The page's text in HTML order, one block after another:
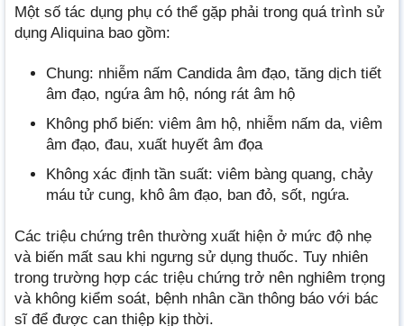
Một số tác dụng phụ có thể gặp phải trong quá trình sử
dụng Aliquina bao gồm:
Chung: nhiễm nấm Candida âm đạo, tăng dịch tiết
âm đạo, ngứa âm hộ, nóng rát âm hộ
Không phổ biến: viêm âm hộ, nhiễm nấm da, viêm
âm đạo, đau, xuất huyết âm đọa
Không xác định tần suất: viêm bàng quang, chảy
máu tử cung, khô âm đạo, ban đỏ, sốt, ngứa.
Các triệu chứng trên thường xuất hiện ở mức độ nhẹ
và biến mất sau khi ngưng sử dụng thuốc. Tuy nhiên
trong trường hợp các triệu chứng trở nên nghiêm trọng
và không kiểm soát, bệnh nhân cần thông báo với bác
sĩ để được can thiệp kịp thời.